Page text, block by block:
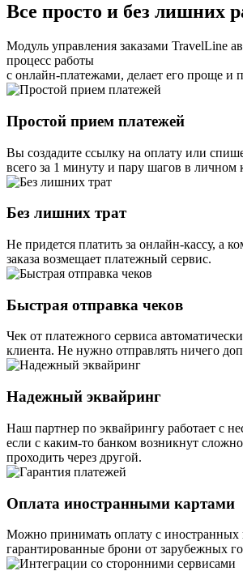
Все просто и без лишних
Модуль управления заказами TravelLine
процесс работы
с онлайн-платежами​, делает его проще и
Простой прием платежей
Вы создадите ссылку на оплату или
всего за 1 минуту и пару шагов в личном
Без лишних трат
Не придется платить за онлайн-кассу, а
заказа возмещает платежный сервис.
Быстрая отправка чеков
Чек от платежного сервиса
клиента. Не нужно отправлять ничего
Надежный эквайринг
Наш партнер по эквайрингу работает с
если с каким-то банком возникнут
проходить через другой.
Оплата иностранными картами
Можно принимать оплату с иностранных
гарантированные брони от зарубежных